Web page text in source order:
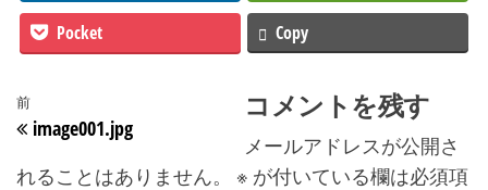
Pocket Copy
投稿ナビゲーション
過去の投稿
前
image001.jpg
コメントを残す
メールアドレスが公開さ
れることはありません。
※ が付いている欄は必須項